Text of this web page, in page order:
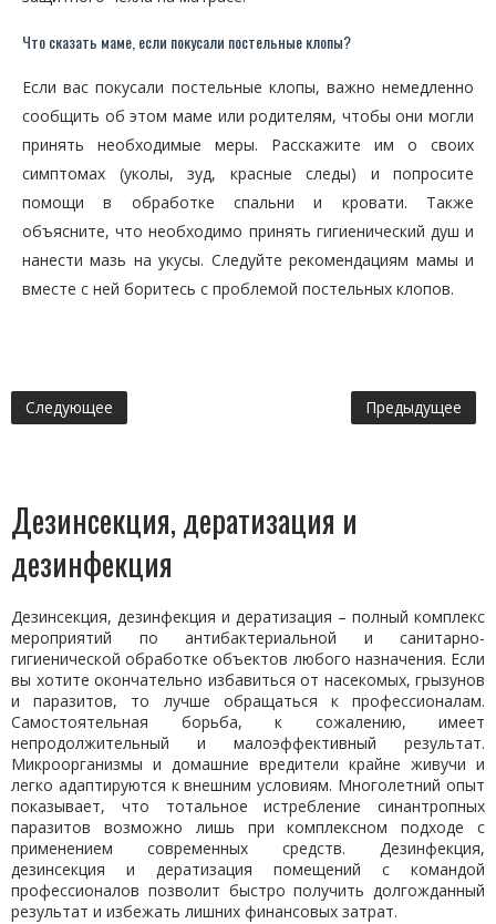
Что сказать маме, если покусали постельные клопы?
Если вас покусали постельные клопы, важно немедленно
сообщить об этом маме или родителям, чтобы они могли
принять необходимые меры. Расскажите им о своих
симптомах (уколы, зуд, красные следы) и попросите
помощи в обработке спальни и кровати. Также
объясните, что необходимо принять гигиенический душ и
нанести мазь на укусы. Следуйте рекомендациям мамы и
вместе с ней боритесь с проблемой постельных клопов.
Следующее Предыдущее
Дезинсекция, дератизация и
дезинфекция
Дезинсекция, дезинфекция и дератизация – полный комплекс
мероприятий по антибактериальной и санитарно-
гигиенической обработке объектов любого назначения. Если
вы хотите окончательно избавиться от насекомых, грызунов
и паразитов, то лучше обращаться к профессионалам.
Самостоятельная борьба, к сожалению, имеет
непродолжительный и малоэффективный результат.
Микроорганизмы и домашние вредители крайне живучи и
легко адаптируются к внешним условиям. Многолетний опыт
показывает, что тотальное истребление синантропных
паразитов возможно лишь при комплексном подходе с
применением современных средств. Дезинфекция,
дезинсекция и дератизация помещений с командой
профессионалов позволит быстро получить долгожданный
результат и избежать лишних финансовых затрат.